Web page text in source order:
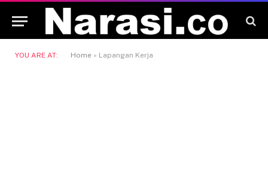
YOU ARE AT: Home » Lapangan Kerja